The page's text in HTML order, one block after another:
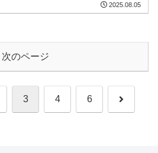
2025.08.05
次のページ
3 4 6 次